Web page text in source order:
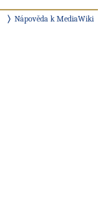
Nápověda k MediaWiki